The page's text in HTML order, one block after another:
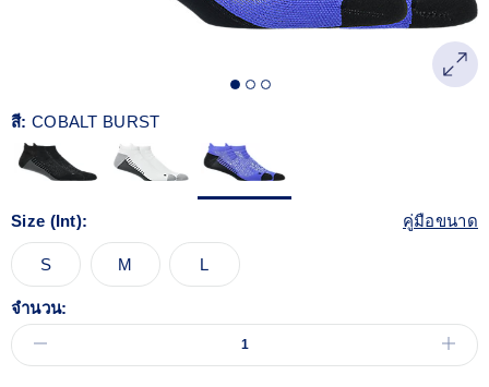
สี: COBALT BURST
Size (Int): คู่มือขนาด
S M L
จำนวน: